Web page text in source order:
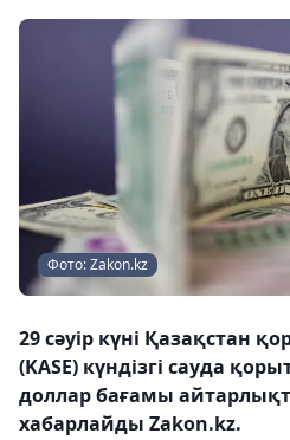
Фото: Zakon.kz
29 сәуір күні Қазақстан
(KASE) күндізгі сауда
доллар бағамы
хабарлайды Zakon.kz.